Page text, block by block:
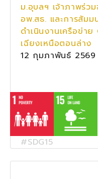
ม.อุบลฯ เจ้าภาพร่ว
อพ.สธ. และการสัมม
ดำเนินงานเครือข่า
เฉียงเหนือตอนล่าง
12 กุมภาพันธ์ 2569
#SDG15